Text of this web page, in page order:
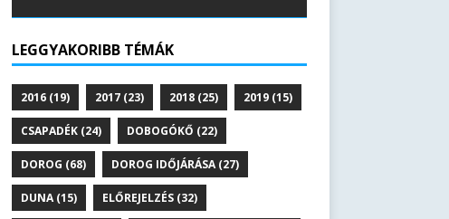
LEGGYAKORIBB TÉMÁK
2016(19) 2017(23) 2018(25) 2019(15)
CSAPADÉK(24) DOBOGÓKŐ (22)
DOROG (68) DOROG IDŐJÁRÁSA(27)
DUNA(15) ELŐREJELZÉS(32)